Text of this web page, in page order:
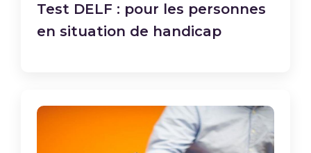
Test DELF : pour les personnes
en situation de handicap